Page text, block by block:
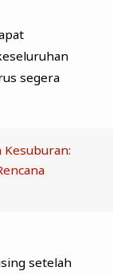
segera
Kesuburan:
setelah